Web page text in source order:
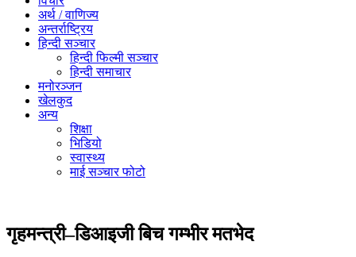
अर्थ / वाणिज्य
अन्तर्राष्ट्रिय
हिन्दी सञ्‍चार
हिन्दी फिल्मी सञ्‍चार
हिन्दी समाचार
मनोरञ्‍जन
खेलकुद
अन्य
शिक्षा
भिडियो
स्वास्थ्य
माई सञ्‍चार फोटो
गृहमन्त्री–डिआइजी बिच गम्भीर मतभेद